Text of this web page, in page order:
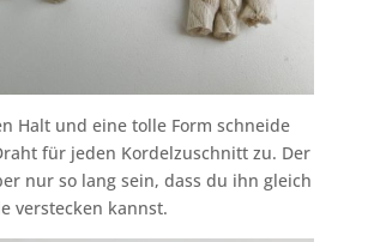
Halt und eine tolle Form schneide
für jeden Kordelzuschnitt zu. Der
nur so lang sein, dass du ihn gleich
verstecken kannst.